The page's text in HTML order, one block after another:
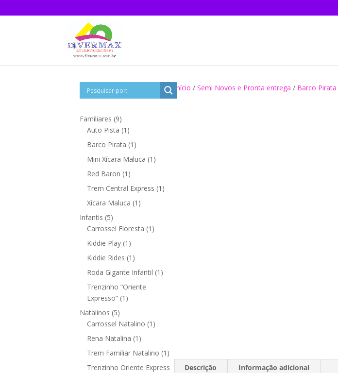
Início / Semi Novos e Pronta entrega / Barco Pirata
Descrição Informação adicional
Familiares 99
produtos
Auto Pista 1 1
produto
Barco Pirata 1 1
produto
Mini Xícara Maluca 1 1
Red Baron 1 1
produto
Trem Central Express 1 1
Xícara Maluca 1 1
Infantis 55
produtos
Carrossel Floresta 1 1
Kiddie Play 1 1
produto
Kiddie Rides 1 1
produto
Roda Gigante Infantil 1 1
Trenzinho “Oriente
Expresso” 1 1
Natalinos 55
produtos
Carrossel Natalino 1 1
Rena Natalina 1 1
produto
Trem Familiar Natalino 1 1
produto
Trenzinho Oriente Express